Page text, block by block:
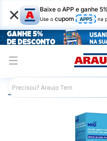
× Baixe o APP e ganhe
Use o cupom APP5 na
Araujo Medicamentos